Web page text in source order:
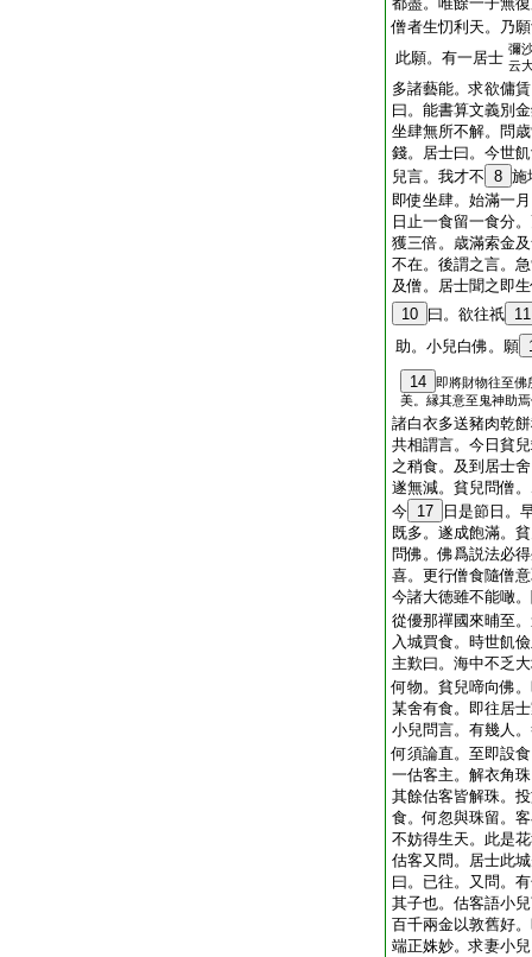
僧者生忉利天。乃
此願。有一居士 彌
云
多諸藝能。求欲傭
曰。能書算文義別
坐肆無所不解。問
錢。居士曰。今世
兒言。我才不 8 施
即使坐肆。始滿一
日止一食留一食分
獲三倍。歳滿索金
不在。後謂之言。
及僧。居士聞之即
10 曰。欲往祇 11
助。小兒白佛。願
14
即將財物往至佛
美。縁其意至鬼神助
諸白衣多送豬肉乾
共相謂言。今日貧
之稍食。及到居士
遂無減。貧兒問僧
今 17
日是節日。
既多。遂成飽滿。
問佛。佛爲説法必
喜。更行僧食隨僧
今諸大徳雖不能噉
從優那禪國來晡至
入城買食。時世飢
主歎曰。海中不乏
何物。貧兒啼向佛
某舍有食。即往居
小兒問言。有幾人
何須論直。至即設
一估客主。解衣角
其餘估客皆解珠。
食。何忽與珠留。
不妨得生天。此是
估客又問。居士此
曰。已往。又問。
其子也。估客語小
百千兩金以敦舊好
端正姝妙。求妻小